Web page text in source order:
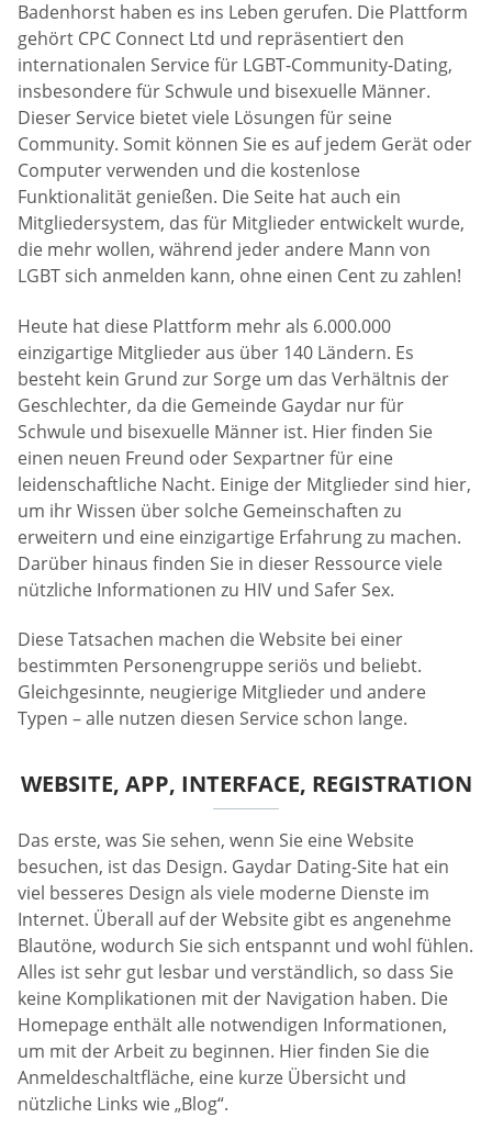
Badenhorst haben es ins Leben gerufen. Die Plattform
gehört CPC Connect Ltd und repräsentiert den
internationalen Service für LGBT-Community-Dating,
insbesondere für Schwule und bisexuelle Männer.
Dieser Service bietet viele Lösungen für seine
Community. Somit können Sie es auf jedem Gerät oder
Computer verwenden und die kostenlose
Funktionalität genießen. Die Seite hat auch ein
Mitgliedersystem, das für Mitglieder entwickelt wurde,
die mehr wollen, während jeder andere Mann von
LGBT sich anmelden kann, ohne einen Cent zu zahlen!
Heute hat diese Plattform mehr als 6.000.000
einzigartige Mitglieder aus über 140 Ländern. Es
besteht kein Grund zur Sorge um das Verhältnis der
Geschlechter, da die Gemeinde Gaydar nur für
Schwule und bisexuelle Männer ist. Hier finden Sie
einen neuen Freund oder Sexpartner für eine
leidenschaftliche Nacht. Einige der Mitglieder sind hier,
um ihr Wissen über solche Gemeinschaften zu
erweitern und eine einzigartige Erfahrung zu machen.
Darüber hinaus finden Sie in dieser Ressource viele
nützliche Informationen zu HIV und Safer Sex.
Diese Tatsachen machen die Website bei einer
bestimmten Personengruppe seriös und beliebt.
Gleichgesinnte, neugierige Mitglieder und andere
Typen – alle nutzen diesen Service schon lange.
WEBSITE, APP, INTERFACE, REGISTRATION
Das erste, was Sie sehen, wenn Sie eine Website
besuchen, ist das Design. Gaydar Dating-Site hat ein
viel besseres Design als viele moderne Dienste im
Internet. Überall auf der Website gibt es angenehme
Blautöne, wodurch Sie sich entspannt und wohl fühlen.
Alles ist sehr gut lesbar und verständlich, so dass Sie
keine Komplikationen mit der Navigation haben. Die
Homepage enthält alle notwendigen Informationen,
um mit der Arbeit zu beginnen. Hier finden Sie die
Anmeldeschaltfläche, eine kurze Übersicht und
nützliche Links wie „Blog“.